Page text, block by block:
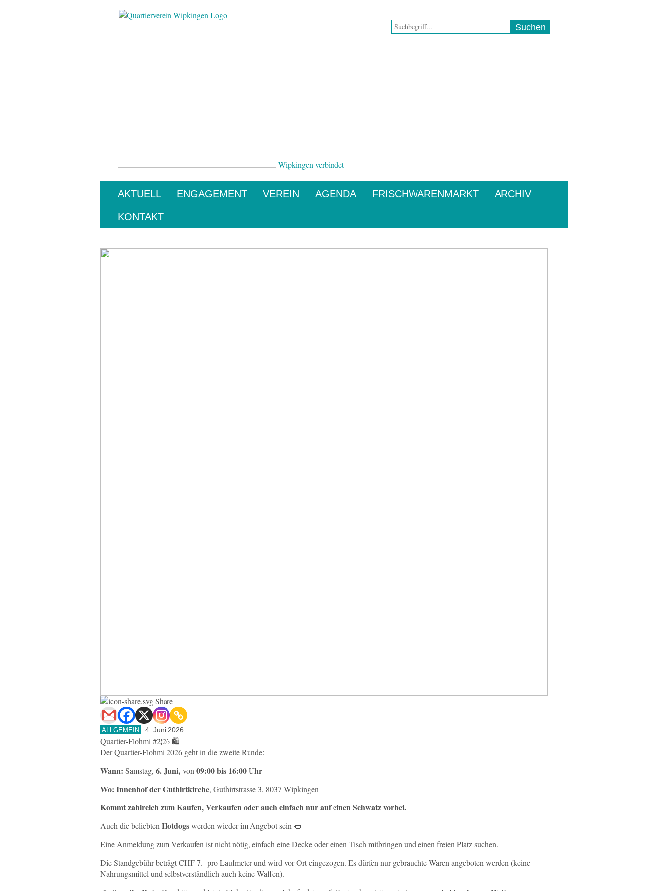
Wipkingen verbindet
AKTUELL ENGAGEMENT VEREIN AGENDA FRISCHWARENMARKT ARCHIV
KONTAKT
Share
ALLGEMEIN 4. Juni 2026
Quartier-Flohmi #2¦26 🛍️
Der Quartier-Flohmi 2026 geht in die zweite Runde:
Wann: Samstag, 6. Juni, von 09:00 bis 16:00 Uhr
Wo: Innenhof der Guthirtkirche, Guthirtstrasse 3, 8037 Wipkingen
Kommt zahlreich zum Kaufen, Verkaufen oder auch einfach nur auf einen Schwatz vorbei.
Auch die beliebten Hotdogswerden wieder im Angebot sein 🌭
Eine Anmeldung zum Verkaufen ist nicht nötig, einfach eine Decke oder einen Tisch mitbringen und einen freien Platz suchen.
Die Standgebühr beträgt CHF 7.- pro Laufmeter und wird vor Ort eingezogen. Es dürfen nur gebrauchte Waren angeboten werden (keine
Nahrungsmittel und selbstverständlich auch keine Waffen).